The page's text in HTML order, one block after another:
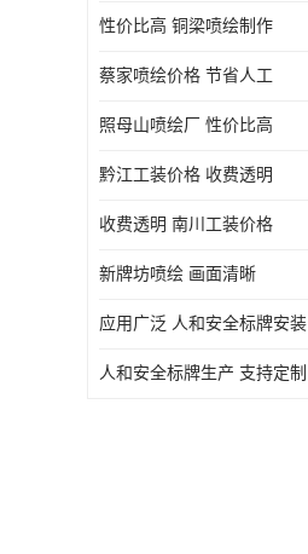
性价比高 铜梁喷绘制作
蔡家喷绘价格 节省人工
照母山喷绘厂 性价比高
黔江工装价格 收费透明
收费透明 南川工装价格
新牌坊喷绘 画面清晰
应用广泛 人和安全标牌安装